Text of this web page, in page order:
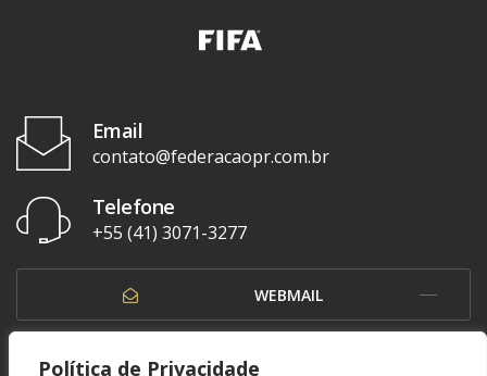
Política de Privacidade
Email
contato@federacaopr.com.br
Telefone
+55 (41) 3071-3277
WEBMAIL
OUVIDORIA